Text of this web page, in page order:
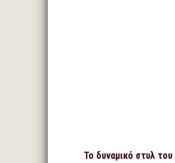
Το δυναμικό στυλ του